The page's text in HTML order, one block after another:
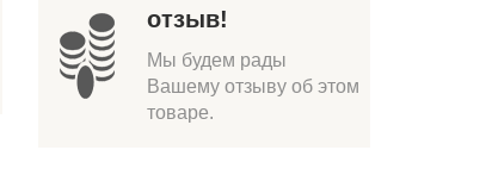
отзыв!
Мы будем рады
Вашему отзыву об этом
товаре.